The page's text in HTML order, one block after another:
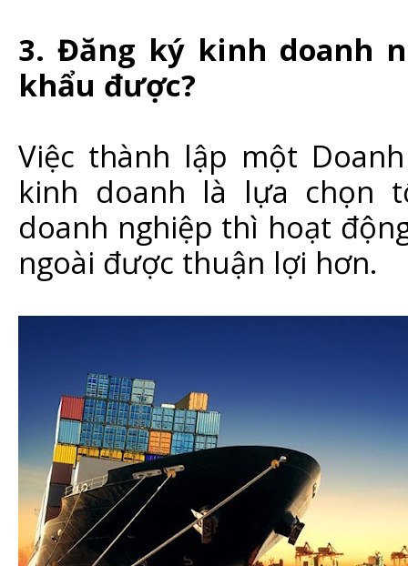
3. Đăng ký kinh doanh
khẩu được?
Việc thành lập một
kinh doanh là lựa chọn
doanh nghiệp thì hoạt
ngoài được thuận lợi hơn.